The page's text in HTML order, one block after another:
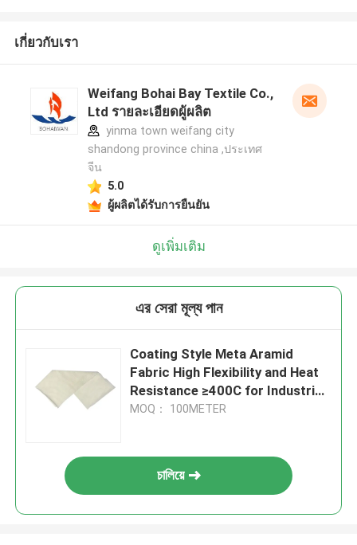
เกี่ยวกับเรา
Weifang Bohai Bay Textile Co.,
Ltd รายละเอียดผู้ผลิต
yinma town weifang city
shandong province china ,ประเทศ
จีน
5.0
ผู้ผลิตได้รับการยืนยัน
ดูเพิ่มเติม
এর সেরা মূল্য পান
Coating Style Meta Aramid
Fabric High Flexibility and Heat
Resistance ≥400C for Industrial
Applications
MOQ： 100METER
চালিয়ে